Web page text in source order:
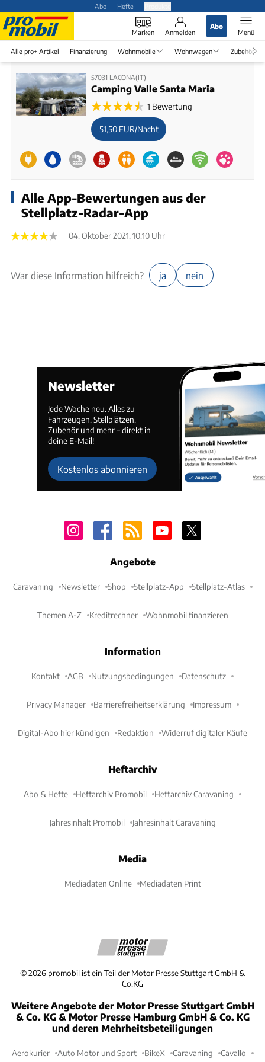
Abo Hefte
Marken Anmelden
Abo
Menü
Alle pro+ Artikel Finanzierung Wohnmobile Wohnwagen Zubehör
57031 LACONA(IT)
Camping Valle Santa Maria
1 Bewertung
51,50 EUR/Nacht
Alle App-Bewertungen aus der
Stellplatz-Radar-App
04. Oktober 2021, 10:10 Uhr
War diese Information hilfreich? ja nein
Newsletter
Jede Woche neu. Alles zu
Fahrzeugen, Stellplätzen,
Zubehör und mehr – direkt in
deine E-Mail!
Kostenlos abonnieren
Angebote
Caravaning Newsletter Shop Stellplatz-App Stellplatz-Atlas
Themen A-Z Kreditrechner Wohnmobil finanzieren
Information
Kontakt AGB Nutzungsbedingungen Datenschutz
Privacy Manager Barrierefreiheitserklärung Impressum
Digital-Abo hier kündigen Redaktion Widerruf digitaler Käufe
Heftarchiv
Abo & Hefte Heftarchiv Promobil Heftarchiv Caravaning
Jahresinhalt Promobil Jahresinhalt Caravaning
Media
Mediadaten Online Mediadaten Print
©2026 promobil ist ein Teil der Motor Presse Stuttgart GmbH &
Co.KG
Weitere Angebote der Motor Presse Stuttgart GmbH
& Co. KG & Motor Presse Hamburg GmbH & Co. KG
und deren Mehrheitsbeteiligungen
Aerokurier Auto Motor und Sport BikeX Caravaning Cavallo